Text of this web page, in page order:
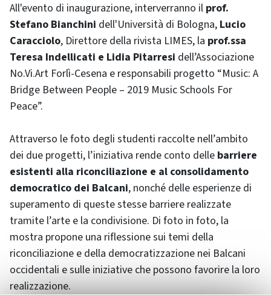
All'evento di inaugurazione, interverranno il prof.
Stefano Bianchini dell'Università di Bologna, Lucio
Caracciolo, Direttore della rivista LIMES, la prof.ssa
Teresa Indellicati e Lidia Pitarresi dell’Associazione
No.Vi.Art Forlì-Cesena e responsabili progetto “Music: A
Bridge Between People – 2019 Music Schools For
Peace”.
Attraverso le foto degli studenti raccolte nell’ambito
dei due progetti, l’iniziativa rende conto delle barriere
esistenti alla riconciliazione e al consolidamento
democratico dei Balcani, nonché delle esperienze di
superamento di queste stesse barriere realizzate
tramite l’arte e la condivisione. Di foto in foto, la
mostra propone una riflessione sui temi della
riconciliazione e della democratizzazione nei Balcani
occidentali e sulle iniziative che possono favorire la loro
realizzazione.